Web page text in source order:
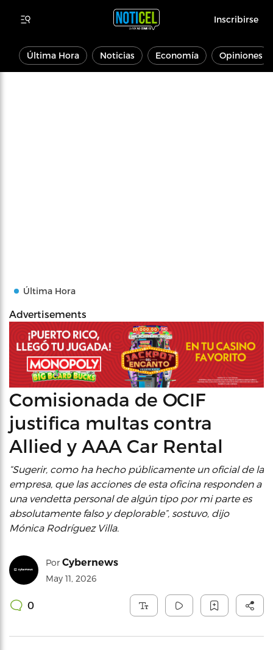
Inscribirse
Última Hora Noticias Economía Opiniones
Última Hora
Advertisements
Comisionada de OCIF
justifica multas contra
Allied y AAA Car Rental
“Sugerir, como ha hecho públicamente un oficial de la
empresa, que las acciones de esta oficina responden a
una vendetta personal de algún tipo por mi parte es
absolutamente falso y deplorable”, sostuvo, dijo
Mónica Rodríguez Villa.
Por Cybernews
May 11, 2026
0